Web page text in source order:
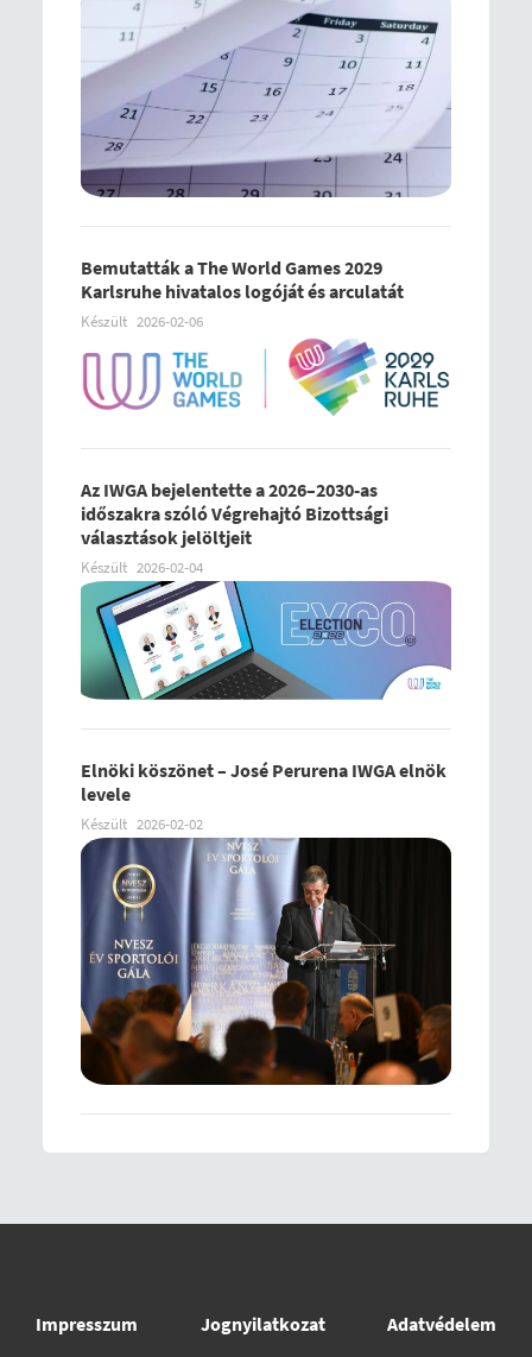
Bemutatták a The World Games 2029
Karlsruhe hivatalos logóját és arculatát
Készült 2026-02-06
Az IWGA bejelentette a 2026–2030-as
időszakra szóló Végrehajtó Bizottsági
választások jelöltjeit
Készült 2026-02-04
Elnöki köszönet – José Perurena IWGA elnök
levele
Készült 2026-02-02
Impresszum Jognyilatkozat Adatvédelem